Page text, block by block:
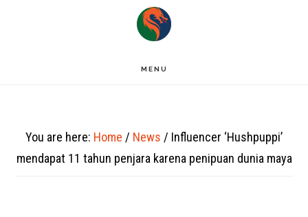
MENU
You are here: Home / News / Influencer ‘Hushpuppi’
mendapat 11 tahun penjara karena penipuan dunia maya